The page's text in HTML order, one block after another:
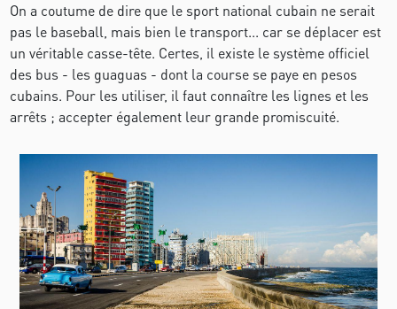
On a coutume de dire que le sport national cubain ne serait
pas le baseball, mais bien le transport... car se déplacer est
un véritable casse-tête. Certes, il existe le système officiel
des bus - les guaguas - dont la course se paye en pesos
cubains. Pour les utiliser, il faut connaître les lignes et les
arrêts ; accepter également leur grande promiscuité.